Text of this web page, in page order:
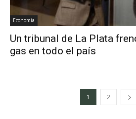
Economia
Un tribunal de La Plata
gas en todo el país
1 2